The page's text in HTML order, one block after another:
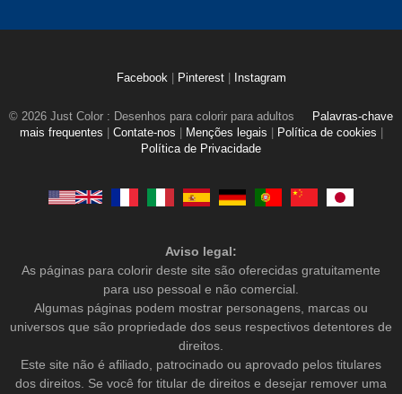
Facebook Pinterest Instagram
© 2026 Just Color : Desenhos para colorir para adultos
Palavras-chave
mais frequentes
Contate-nos Menções legais Política de cookies
Política de Privacidade
Aviso legal:
As páginas para colorir deste site são oferecidas gratuitamente
para uso pessoal e não comercial.
Algumas páginas podem mostrar personagens, marcas ou
universos que são propriedade dos seus respectivos detentores de
direitos.
Este site não é afiliado, patrocinado ou aprovado pelos titulares
dos direitos. Se você for titular de direitos e desejar remover uma